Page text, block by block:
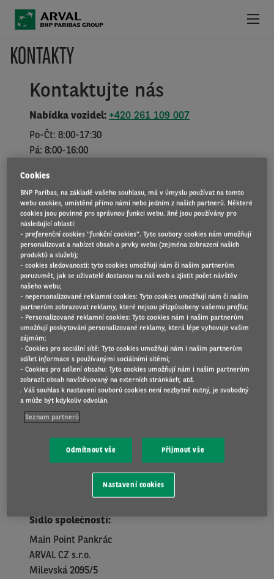
Přejít k hlavnímu obsahu
KONTAKTY
columnKontaktujte nás
Nabídka vozidel: +420 261 109 007
Po-Čt: 8:00-17:30
Pá: 8:00-16:00
E-mail:
Anebo nám zanechtekontakt na Vása my se Vám
ozveme.
Jsem řidič:+420 261 109 109
Po-Čt: 8:00-17:30
Pá: 8:00-16:00
Jsem dodavatel:
Po-Čt: 8:00-17:30
Pá: 8:00-16:00
Mám dotaz:+420 261 109 011
Po-Čt: 8:00-17:30
Pá: 8:00-16:00
Sídlo společnosti:
Main Point Pankrác
ARVAL CZ s.r.o.
Milevská 2095/5
NABÍDKA VOZIDEL
VÝHODY OPERATIVNÍHO LEASINGU
SLUŽBY K LEASINGU
NOVINKY
Cookies
BNP Paribas, na základě vašeho souhlasu, má v úmyslu používat na tomto
webu cookies, umístěné přímo námi nebo jedním z našich partnerů. Některé
cookies jsou povinné pro správnou funkci webu. Jiné jsou používány pro
následující oblasti:
- preferenční cookies "funkční cookies". Tyto soubory cookies nám umožňují
personalizovat a nabízet obsah a prvky webu (zejména zobrazení našich
produktů a služeb);
- cookies sledovanosti: tyto cookies umožňují nám či našim partnerům
poruzumět, jak se uživatelé dostanou na náš web a zjistit počet návštěv
našeho webu;
- nepersonalizované reklamní cookies: Tyto cookies umožňují nám či našim
partnerům zobrazovat reklamy, které nejsou přizpůsobeny vašemu profilu;
- Personalizované reklamní cookies: Tyto cookies nám i našim partnerům
umožňují poskytování personalizované reklamy, která lépe vyhovuje vašim
zájmům;
- Cookies pro sociální sítě: Tyto cookies umožňují nám i našim partnerům
sdílet informace s používanými sociálními sítěmi;
- Cookies pro sdílení obsahu: Tyto cookies umožňují nám i našim partnerům
zobrazit obsah navštěvovaný na externích stránkách; atd.
. Váš souhlas k nastavení souborů cookies není nezbytně nutný, je svobodný
a může být kdykoliv odvolán.
Seznam partnerů
Odmítnout vše Přijmout vše
Nastavení cookies